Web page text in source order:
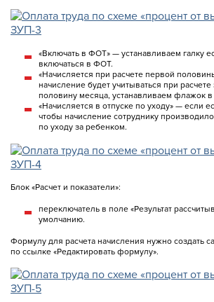
«Включать в ФОТ» — устанавливаем галку
включаться в ФОТ.
«Начисляется при расчете первой
начисление будет учитываться при
половину месяца, устанавливаем флажок в
«Начисляется в отпуске по уходу» — если
чтобы начисление сотруднику
по уходу за ребенком.
Блок «Расчет и показатели»:
переключатель в поле «Результат
умолчанию.
Формулу для расчета начисления нужно создать
по ссылке «Редактировать формулу».